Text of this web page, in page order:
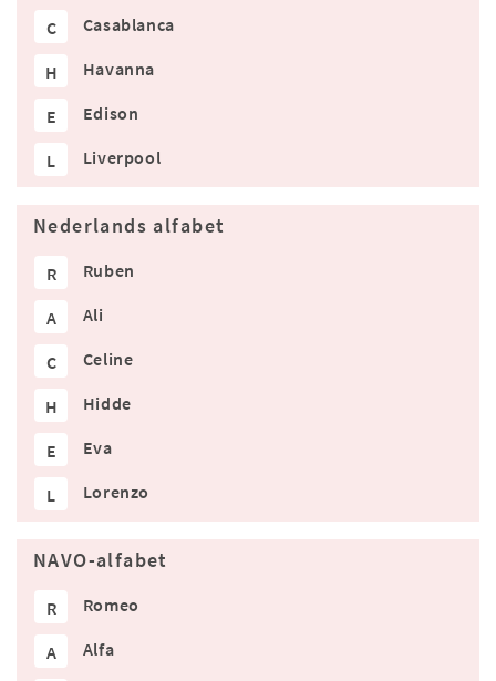
C Casablanca
H Havanna
E Edison
L Liverpool
Nederlands alfabet
R Ruben
A Ali
C Celine
H Hidde
E Eva
L Lorenzo
NAVO-alfabet
R Romeo
A Alfa